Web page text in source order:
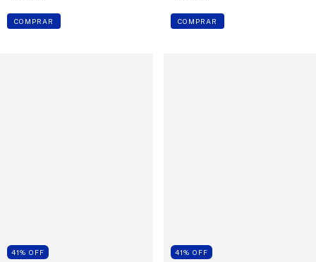
COMPRAR COMPRAR
41% OFF 41% OFF